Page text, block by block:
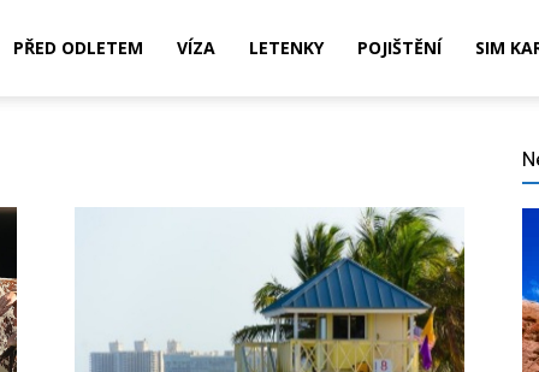
PŘED ODLETEM VÍZA LETENKY POJIŠTĚNÍ SIM